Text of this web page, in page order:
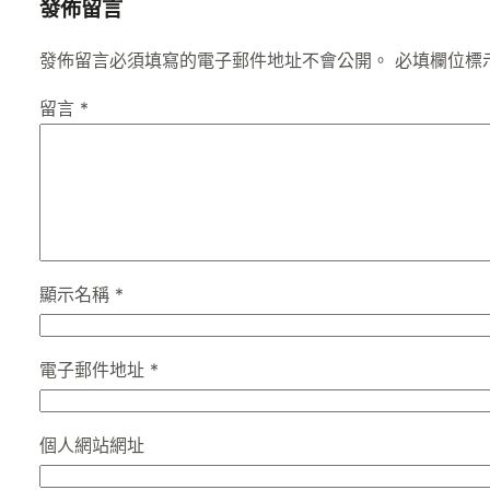
發佈留言
發佈留言必須填寫的電子郵件地址不會公開。 必填欄位
留言 *
顯示名稱 *
電子郵件地址 *
個人網站網址